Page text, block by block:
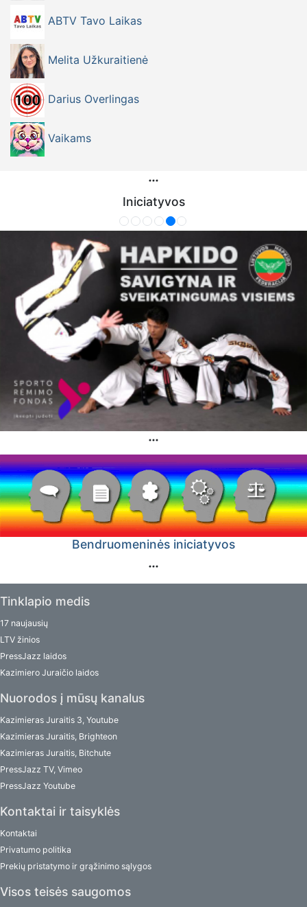
ABTV Tavo Laikas
Melita Užkuraitienė
Darius Overlingas
Vaikams
Iniciatyvos
Bendruomeninės iniciatyvos
Tinklapio medis
17 naujausių
LTV žinios
PressJazz laidos
Kazimiero Juraičio laidos
Nuorodos į mūsų kanalus
Kazimieras Juraitis 3, Youtube
Kazimieras Juraitis, Brighteon
Kazimieras Juraitis, Bitchute
PressJazz TV, Vimeo
PressJazz Youtube
Kontaktai ir taisyklės
Kontaktai
Privatumo politika
Prekių pristatymo ir grąžinimo sąlygos
Visos teisės saugomos